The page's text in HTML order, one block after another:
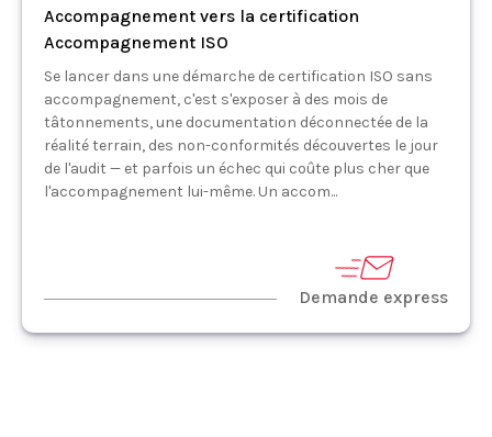
Accompagnement vers la certification
Accompagnement ISO
Se lancer dans une démarche de certification ISO sans
accompagnement, c'est s'exposer à des mois de
tâtonnements, une documentation déconnectée de la
réalité terrain, des non-conformités découvertes le jour
de l'audit — et parfois un échec qui coûte plus cher que
l'accompagnement lui-même. Un accom...
Demande express